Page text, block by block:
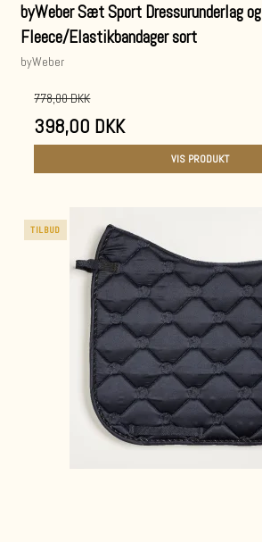
byWeber Sæt Sport Dressurunderlag og
Fleece/Elastikbandager sort
byWeber
778,00 DKK
398,00 DKK
VIS PRODUKT
TILBUD